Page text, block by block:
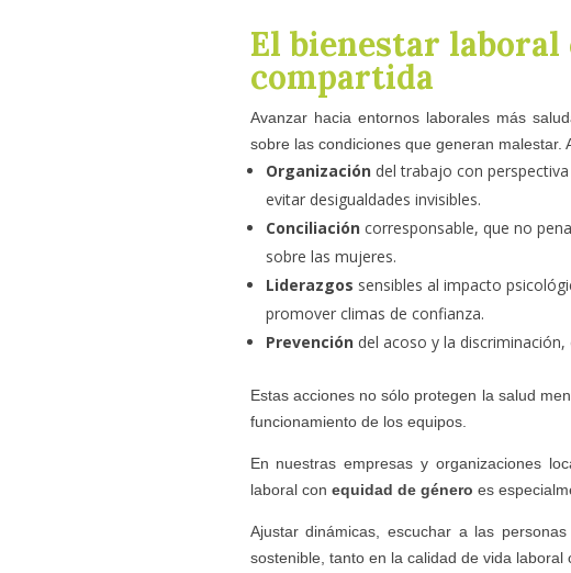
El bienestar
compartida
Avanzar hacia entornos laborales más
sobre las condiciones que generan malestar.
Organización del trabajo con
evitar desigualdades invisibles.
Conciliación corresponsable, que no
sobre las mujeres.
Liderazgos sensibles al impacto
promover climas de confianza.
Prevención del acoso y la
Estas acciones no sólo protegen la salud
funcionamiento de los equipos.
En nuestras empresas y organizaciones
laboral con equidad de género es
Ajustar dinámicas, escuchar a las
sostenible, tanto en la calidad de vida laboral